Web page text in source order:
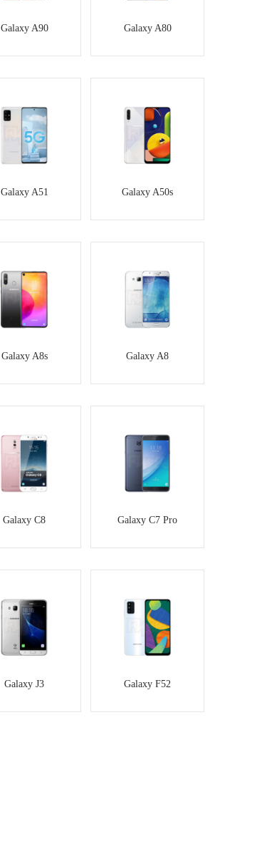
Galaxy A90 Galaxy A80
Galaxy A51 Galaxy A50s
Galaxy A8s Galaxy A8
Galaxy C8 Galaxy C7 Pro
Galaxy J3 Galaxy F52